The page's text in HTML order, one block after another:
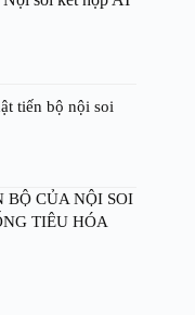
tiến bộ nội soi
BỘ CỦA NỘI SOI
TIÊU HÓA